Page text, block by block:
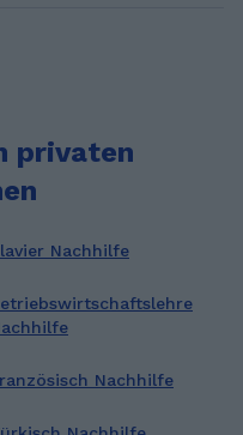
privaten
Nachhilfe
Nachhilfe